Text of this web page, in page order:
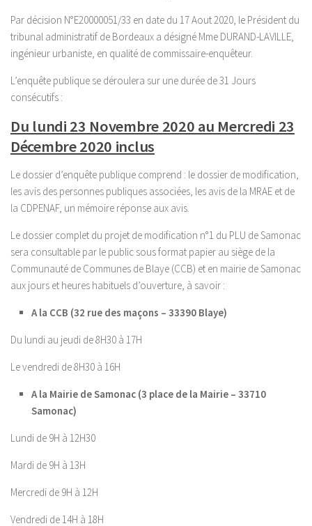
Par décision N°E20000051/33 en date du 17 Aout 2020, le Président du
tribunal administratif de Bordeaux a désigné Mme DURAND-LAVILLE,
ingénieur urbaniste, en qualité de commissaire-enquêteur.
L’enquête publique se déroulera sur une durée de 31 Jours
consécutifs :
Du lundi 23 Novembre 2020 au Mercredi 23
Décembre 2020 inclus
Le dossier d’enquête publique comprend : le dossier de modification,
les avis des personnes publiques associées, les avis de la MRAE et de
la CDPENAF, un mémoire réponse aux avis.
Le dossier complet du projet de modification n°1 du PLU de Samonac
sera consultable par le public sous format papier au siège de la
Communauté de Communes de Blaye (CCB) et en mairie de Samonac
aux jours et heures habituels d’ouverture, à savoir :
A la CCB (32 rue des maçons – 33390 Blaye)
Du lundi au jeudi de 8H30 à 17H
Le vendredi de 8H30 à 16H
A la Mairie de Samonac (3 place de la Mairie – 33710
Samonac)
Lundi de 9H à 12H30
Mardi de 9H à 13H
Mercredi de 9H à 12H
Vendredi de 14H à 18H